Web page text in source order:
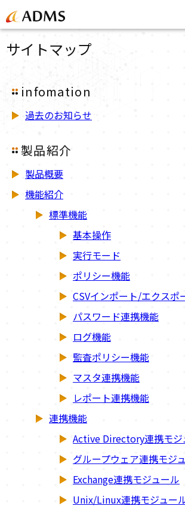
サイトマップ
infomation
過去のお知らせ
製品紹介
製品概要
機能紹介
標準機能
基本操作
実行モード
ポリシー機能
CSVインポート/エクスポ
パスワード連携機能
ログ機能
監査ポリシー機能
マスタ連携機能
レポート連携機能
連携機能
Active Directory連携モジ
グループウェア連携モジ
Exchange連携モジュール
Unix/Linux連携モジュー